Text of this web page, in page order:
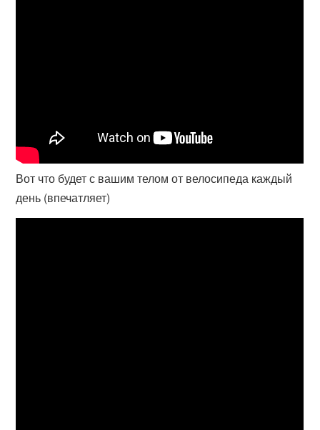
Вот что будет с вашим телом от велосипеда каждый
день (впечатляет)